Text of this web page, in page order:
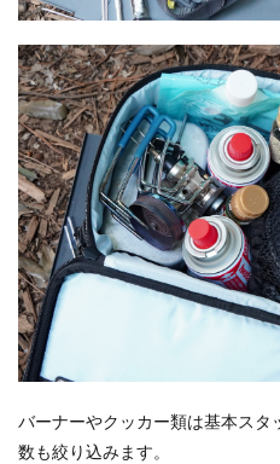
バーナーやクッカー類は基本スタ
数も絞り込みます。